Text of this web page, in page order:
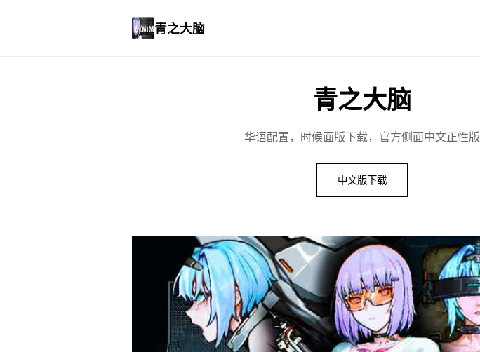
青之大脑
青之大脑
华语配置，时候面版下载，官方侧面中文正性版
中文版下载